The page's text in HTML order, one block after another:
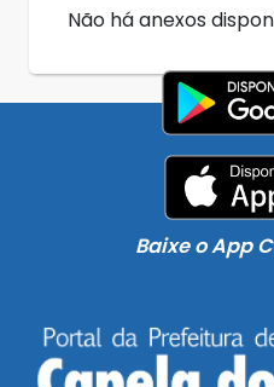
Não há anexos
Baixe o App